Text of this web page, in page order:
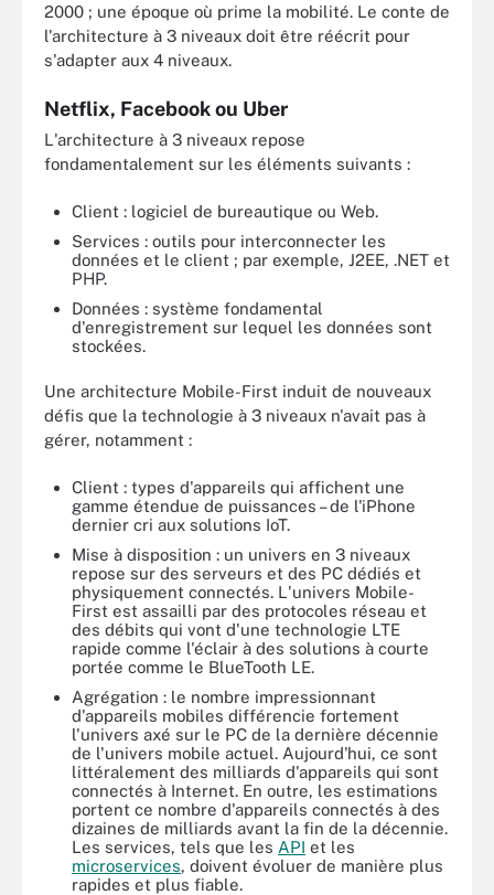
2000 ; une époque où prime la mobilité. Le conte de
l'architecture à 3 niveaux doit être réécrit pour
s'adapter aux 4 niveaux.
Netflix, Facebook ou Uber
L'architecture à 3 niveaux repose
fondamentalement sur les éléments suivants :
Client : logiciel de bureautique ou Web.
Services : outils pour interconnecter les
données et le client ; par exemple, J2EE, .NET et
PHP.
Données : système fondamental
d'enregistrement sur lequel les données sont
stockées.
Une architecture Mobile-First induit de nouveaux
défis que la technologie à 3 niveaux n'avait pas à
gérer, notamment :
Client : types d'appareils qui affichent une
gamme étendue de puissances – de l'iPhone
dernier cri aux solutions IoT.
Mise à disposition : un univers en 3 niveaux
repose sur des serveurs et des PC dédiés et
physiquement connectés. L'univers Mobile-
First est assailli par des protocoles réseau et
des débits qui vont d'une technologie LTE
rapide comme l'éclair à des solutions à courte
portée comme le BlueTooth LE.
Agrégation : le nombre impressionnant
d'appareils mobiles différencie fortement
l'univers axé sur le PC de la dernière décennie
de l'univers mobile actuel. Aujourd'hui, ce sont
littéralement des milliards d'appareils qui sont
connectés à Internet. En outre, les estimations
portent ce nombre d'appareils connectés à des
dizaines de milliards avant la fin de la décennie.
Les services, tels que les API et les
microservices, doivent évoluer de manière plus
rapides et plus fiable.